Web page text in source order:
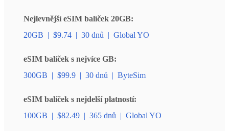
Nejlevnější eSIM balíček 20GB:
20GB | $9.74 | 30 dnů | Global YO
eSIM balíček s nejvíce GB:
300GB | $99.9 | 30 dnů | ByteSim
eSIM balíček s nejdelší platností:
100GB | $82.49 | 365 dnů | Global YO